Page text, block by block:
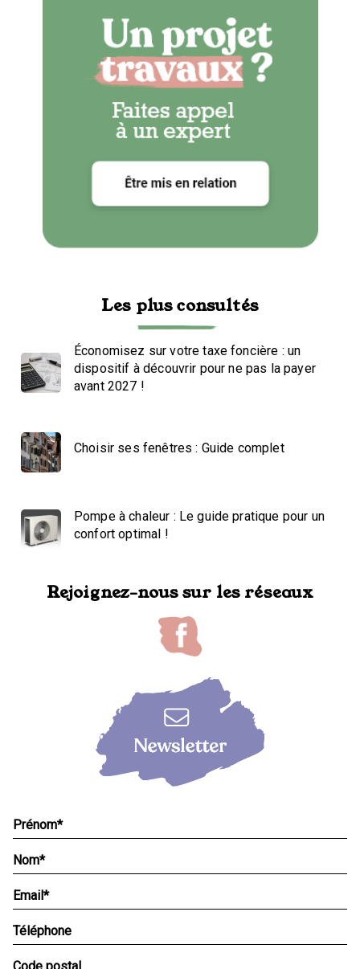
Les plus consultés
Économisez sur votre taxe foncière : un
dispositif à découvrir pour ne pas la payer
avant 2027 !
Choisir ses fenêtres : Guide complet
Pompe à chaleur : Le guide pratique pour un
confort optimal !
Rejoignez-nous sur les réseaux